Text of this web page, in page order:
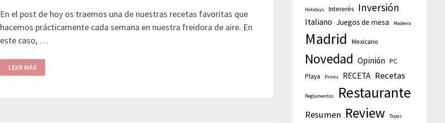
En el post de hoy os traemos una de nuestras recetas favoritas que
hacemos prácticamente cada semana en nuestra freidora de aire. En
este caso, …
LEER MÁS
Holidays Intererés Inversión
Italiano Juegos de mesa Madeira
Madrid Mexicano
Novedad Opinión PC
Playa
Prints RECETA Recetas
Reglamentos Restaurante
Resumen Review Tapas